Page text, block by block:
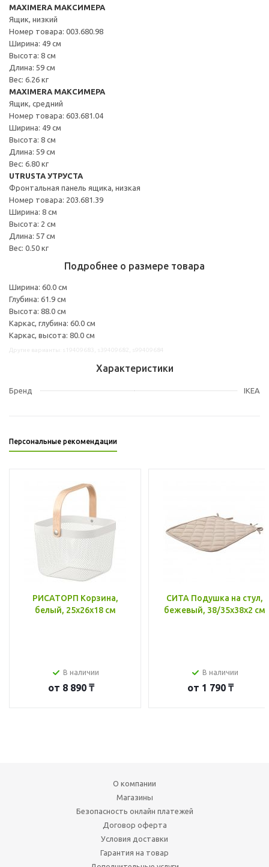
MAXIMERA МАКСИМЕРА
Ящик, низкий
Номер товара: 003.680.98
Ширина: 49 см
Высота: 8 см
Длина: 59 см
Вес: 6.26 кг
MAXIMERA МАКСИМЕРА
Ящик, средний
Номер товара: 603.681.04
Ширина: 49 см
Высота: 8 см
Длина: 59 см
Вес: 6.80 кг
UTRUSTA УТРУСТА
Фронтальная панель ящика, низкая
Номер товара: 203.681.39
Ширина: 8 см
Высота: 2 см
Длина: 57 см
Вес: 0.50 кг
Подробнее о размере товара
Ширина: 60.0 см
Глубина: 61.9 см
Высота: 88.0 см
Каркас, глубина: 60.0 см
Каркас, высота: 80.0 см
Характеристики
Бренд IKEA
Персональные рекомендации
РИСАТОРП Корзина,
белый, 25x26x18 см
В наличии
от 8 890 ₸
СИТА Подушка на стул,
бежевый, 38/35x38x2 см
В наличии
от 1 790 ₸
О компании
Магазины
Безопасность онлайн платежей
Договор оферта
Условия доставки
Гарантия на товар